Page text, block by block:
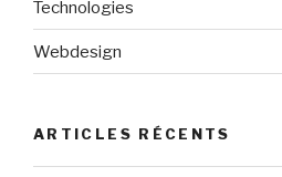
Technologies
Webdesign
ARTICLES RÉCENTS